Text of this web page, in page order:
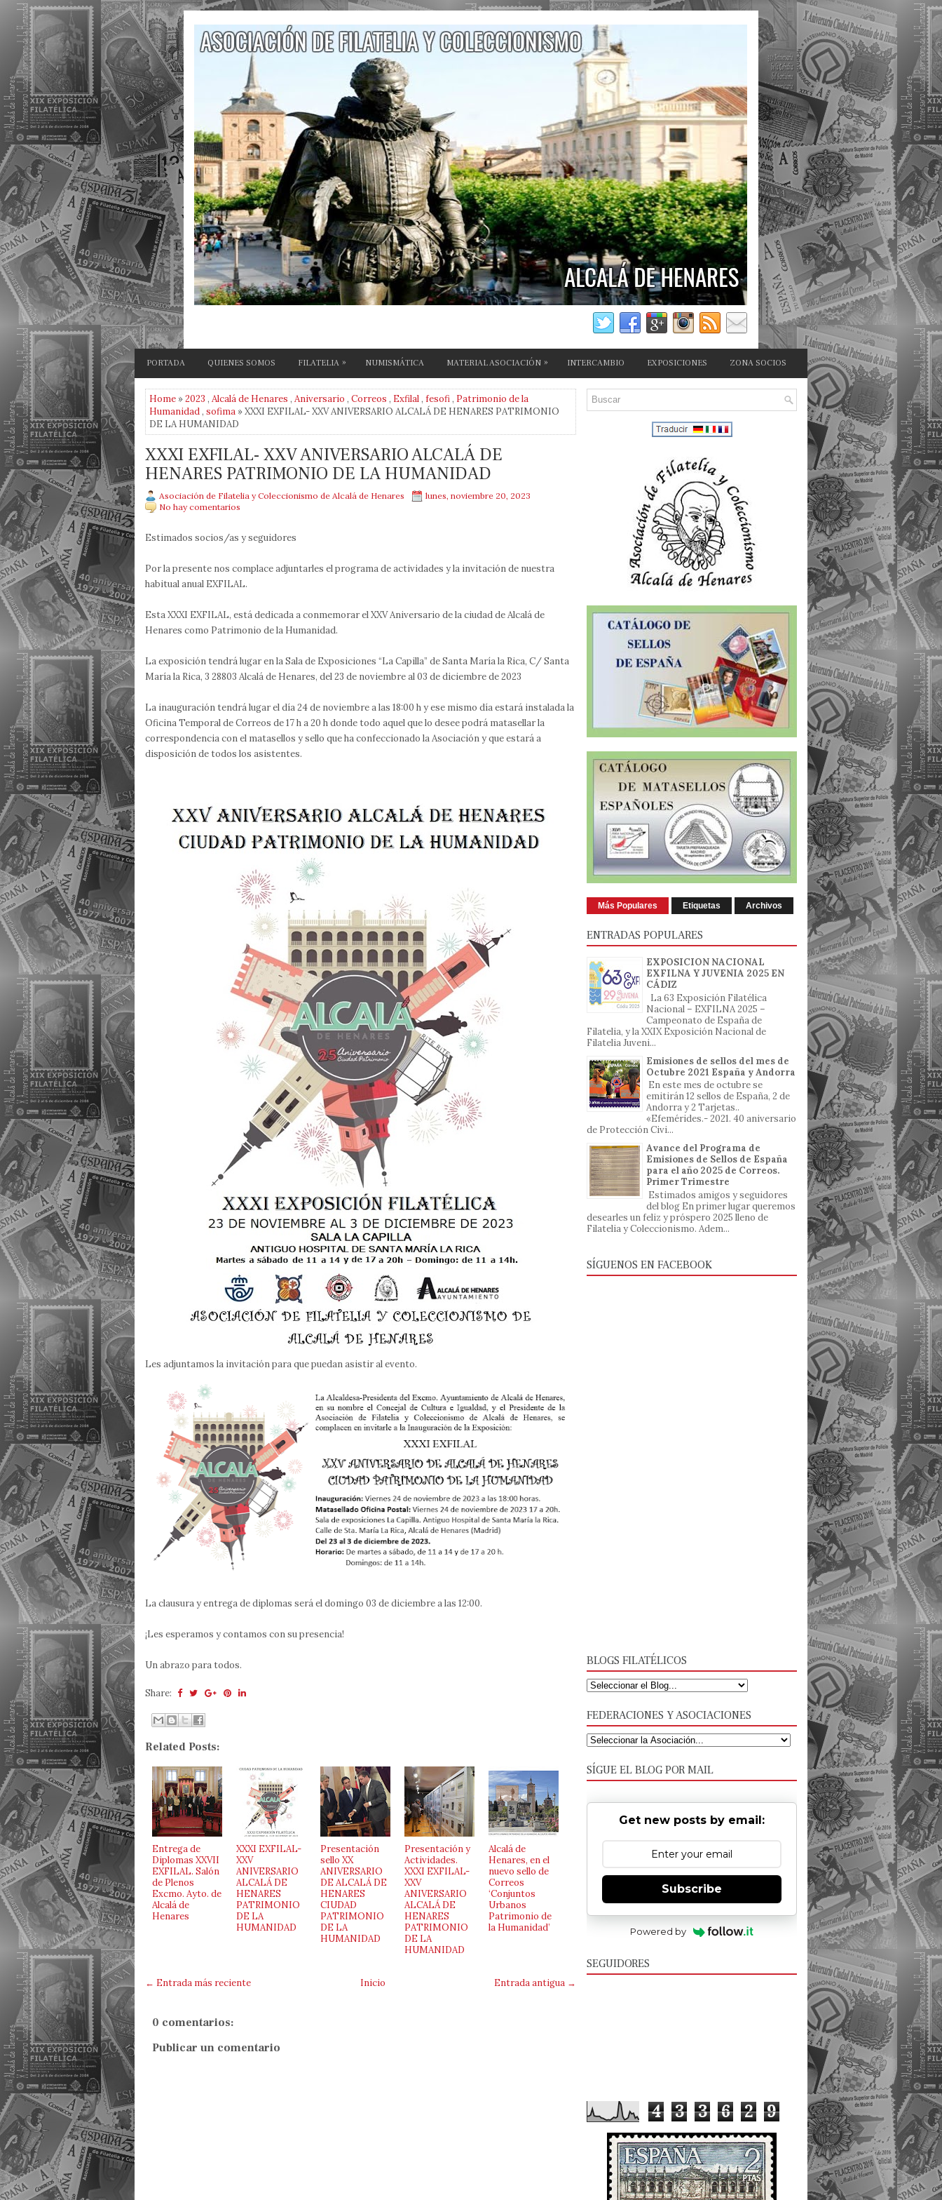
PORTADA QUIENES SOMOS FILATELIA » NUMISMÁTICA MATERIAL ASOCIACIÓN » INTERCAMBIO EXPOSICIONES ZONA SOCIOS
Home »2023 , Alcalá de Henares , Aniversario , Correos , Exfilal, fesofi, Patrimonio de la
Humanidad, sofima » XXXI EXFILAL- XXV ANIVERSARIO ALCALÁ DE HENARES PATRIMONIO
DE LA HUMANIDAD
XXXI EXFILAL- XXV ANIVERSARIO ALCALÁ DE
HENARES PATRIMONIO DE LA HUMANIDAD
Asociación de Filatelia y Coleccionismo de Alcalá de Henares
lunes, noviembre 20, 2023
No hay comentarios
Estimados socios/as y seguidores
Por la presente nos complace adjuntarles el programa de actividades y la invitación de nuestra
habitual anual EXFILAL.
Esta XXXI EXFILAL, está dedicada a conmemorar el XXV Aniversario de la ciudad de Alcalá de
Henares como Patrimonio de la Humanidad.
La exposición tendrá lugar en la Sala de Exposiciones “La Capilla” de Santa María la Rica, C/ Santa
María la Rica, 3 28803 Alcalá de Henares, del 23 de noviembre al 03 de diciembre de 2023
La inauguración tendrá lugar el día 24 de noviembre a las 18:00 h y ese mismo día estará instalada la
Oficina Temporal de Correos de 17 h a 20 h donde todo aquel que lo desee podrá matasellar la
correspondencia con el matasellos y sello que ha confeccionado la Asociación y que estará a
disposición de todos los asistentes.
Les adjuntamos la invitación para que puedan asistir al evento.
La clausura y entrega de diplomas será el domingo 03 de diciembre a las 12:00.
¡Les esperamos y contamos con su presencia!
Un abrazo para todos.
Share:
Related Posts:
Entrega de
Diplomas XXVII
EXFILAL. Salón
de Plenos
Excmo. Ayto. de
Alcalá de
Henares
XXXI EXFILAL-
XXV
ANIVERSARIO
ALCALÁ DE
HENARES
PATRIMONIO
DE LA
HUMANIDAD
Presentación
sello XX
ANIVERSARIO
DE ALCALÁ DE
HENARES
CIUDAD
PATRIMONIO
DE LA
HUMANIDAD
Presentación y
Actividades.
XXXI EXFILAL-
XXV
ANIVERSARIO
ALCALÁ DE
HENARES
PATRIMONIO
DE LA
HUMANIDAD
Alcalá de
Henares, en el
nuevo sello de
Correos
‘Conjuntos
Urbanos
Patrimonio de
la Humanidad’
← Entrada más reciente Entrada antigua →
Inicio
0 comentarios:
Publicar un comentario
Más Populares Etiquetas Archivos
ENTRADAS POPULARES
EXPOSICION NACIONAL
EXFILNA Y JUVENIA 2025 EN
CÁDIZ
La 63 Exposición Filatélica
Nacional – EXFILNA 2025 –
Campeonato de España de
Filatelia, y la XXIX Exposición Nacional de
Filatelia Juveni...
Emisiones de sellos del mes de
Octubre 2021 España y Andorra
En este mes de octubre se
emitirán 12 sellos de España, 2 de
Andorra y 2 Tarjetas..
«Efemérides.- 2021. 40 aniversario
de Protección Civi...
Avance del Programa de
Emisiones de Sellos de España
para el año 2025 de Correos.
Primer Trimestre
Estimados amigos y seguidores
del blog En primer lugar queremos
desearles un feliz y próspero 2025 lleno de
Filatelia y Coleccionismo. Adem...
SÍGUENOS EN FACEBOOK
BLOGS FILATÉLICOS
FEDERACIONES Y ASOCIACIONES
SÍGUE EL BLOG POR MAIL
Get new posts by email:
Subscribe
Powered by
SEGUIDORES
4 3 3 6 2 9